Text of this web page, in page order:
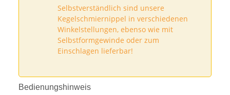
Selbstverständlich sind unsere
Kegelschmiernippel in verschiedenen
Winkelstellungen, ebenso wie mit
Selbstformgewinde oder zum
Einschlagen lieferbar!
Bedienungshinweis